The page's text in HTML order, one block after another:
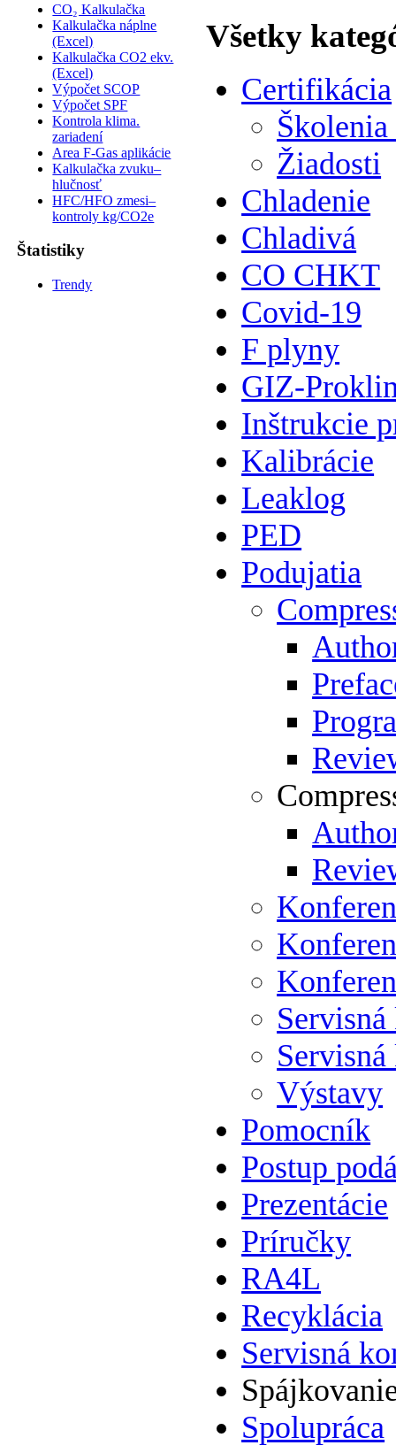
CO₂ Kalkulačka
Kalkulačka náplne
(Excel)
Kalkulačka CO2 ekv.
(Excel)
Výpočet SCOP
Výpočet SPF
Kontrola klima.
zariadení
Area F-Gas aplikácie
Kalkulačka zvuku–
hlučnosť
HFC/HFO zmesi–
kontroly kg/CO2e
Štatistiky
Trendy
Všetky
Certifikácia
Žiadosti
Chladenie
Chladivá
CO CHKT
Covid-19
F plyny
GIZ-
Inštrukcie
Kalibrácie
Leaklog
PED
Podujatia
Výstavy
Pomocník
Postup
Prezentácie
Príručky
RA4L
Recyklácia
Servisná
Spolupráca